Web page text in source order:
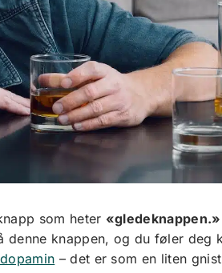
som heter «gledeknappen.»
denne knappen, og du føler deg
dopamin – det er som en liten